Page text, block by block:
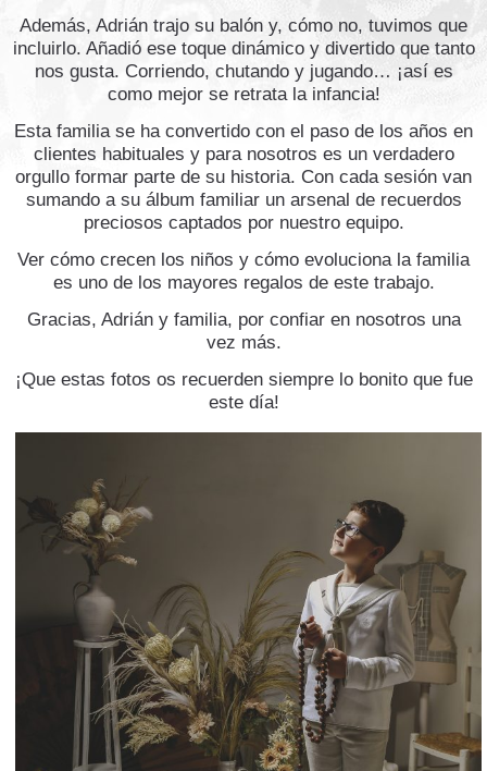
Además, Adrián trajo su balón y, cómo no, tuvimos que
incluirlo. Añadió ese toque dinámico y divertido que tanto
nos gusta. Corriendo, chutando y jugando… ¡así es
como mejor se retrata la infancia!
Esta familia se ha convertido con el paso de los años en
clientes habituales y para nosotros es un verdadero
orgullo formar parte de su historia. Con cada sesión van
sumando a su álbum familiar un arsenal de recuerdos
preciosos captados por nuestro equipo.
Ver cómo crecen los niños y cómo evoluciona la familia
es uno de los mayores regalos de este trabajo.
Gracias, Adrián y familia, por confiar en nosotros una
vez más.
¡Que estas fotos os recuerden siempre lo bonito que fue
este día!